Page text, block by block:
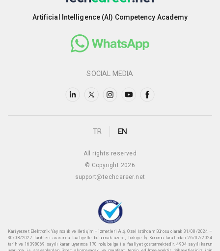
Artificial Intelligence (AI) Competency Academy
SOCIAL MEDIA
TR EN
All rights reserved
© Copyright 2026
support@techcareer.net
Kariyer.net Elektronik Yayıncılık ve İletişim Hizmetleri A.Ş. Özel İstihdam Bürosu olarak 31/08/2024 –
30/08/2027 tarihleri arasında faaliyette bulunmak üzere, Türkiye İş Kurumu tarafından 26/07/2024
tarih ve 16398069 sayılı karar uyarınca 170 nolu belge ile faaliyet göstermektedir. 4904 sayılı kanun